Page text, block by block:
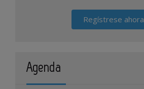
Regístrese ahora
Agenda